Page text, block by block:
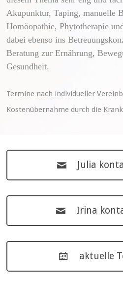
Akupunktur, Taping, manuelle
Homöopathie, Phytotherapie
dabei ebenso ins
Beratung zur Ernährung,
Gesundheit.
Termine nach individueller
Kostenübernahme durch die
Julia
Irina
aktuelle